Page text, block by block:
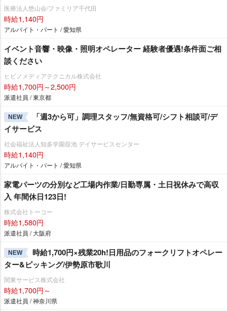
医療法人悠山会/ファミリア千代田
時給1,140円
アルバイト・パート / 愛知県
イベント音響・映像・照明オペレーター 経験者優遇!条件面ご相
談ください
ヒビノメディアテクニカル株式会社
時給1,700円～2,500円
派遣社員 / 東京都
NEW
「週3から可」調理スタッフ/無資格可/シフト相談可/デ
イサービス
社会福祉法人知多学園葭池 デイサービスセンター
時給1,140円
アルバイト・パート / 愛知県
家電パーツの分別など工場内作業/日勤専属・土日祝休みで高収
入 年間休日123日!
株式会社トーコー
時給1,580円
派遣社員 / 大阪府
NEW
時給1,700円×残業20h!日用品のフォークリフトオペレー
ター&ピッキング/伊勢原市歌川
関東サービス株式会社
時給1,700円～
派遣社員 / 神奈川県